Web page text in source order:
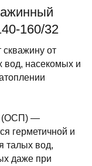
160/32
скважину от
вод, насекомых и
(ОСП) —
герметичной и
талых вод,
даже при